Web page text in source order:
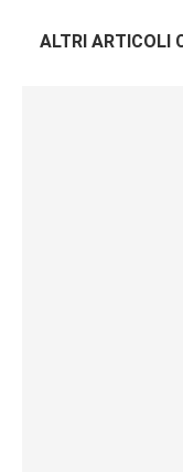
ALTRI ARTICOLI